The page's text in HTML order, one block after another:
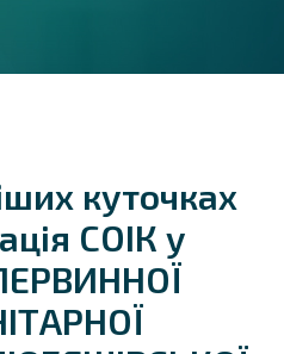
куточках
СОІК у